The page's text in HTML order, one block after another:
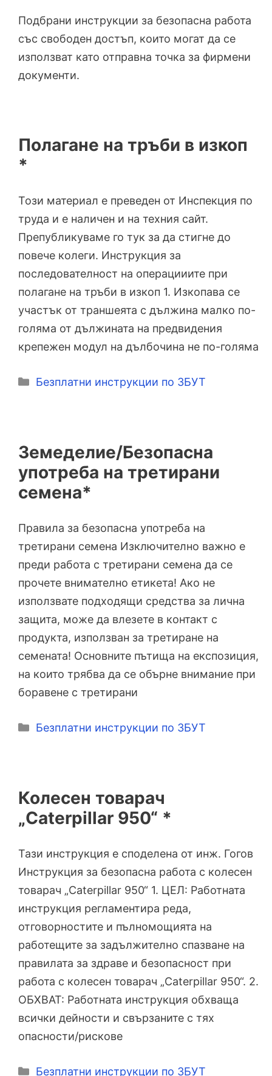
Подбрани инструкции за безопасна работа
със свободен достъп, които могат да се
използват като отправна точка за фирмени
документи.
Полагане на тръби в изкоп
*
Този материал е преведен от Инспекция по
труда и е наличен и на техния сайт.
Препубликуваме го тук за да стигне до
повече колеги. Инструкция за
последователност на операцииите при
полагане на тръби в изкоп 1. Изкопава се
участък от траншеята с дължина малко по-
голяма от дължината на предвидения
крепежен модул на дълбочина не по-голяма
Категории
Безплатни инструкции по ЗБУТ
Земеделие/Безопасна
употреба на третирани
семена*
Правила за безопасна употреба на
третирани семена Изключително важно е
преди работа с третирани семена да се
прочете внимателно етикета! Ако не
използвате подходящи средства за лична
защита, може да влезете в контакт с
продукта, използван за третиране на
семената! Основните пътища на експозиция,
на които трябва да се обърне внимание при
боравене с третирани
Категории
Безплатни инструкции по ЗБУТ
Колесен товарач
„Caterpillar 950“ *
Тази инструкция е споделена от инж. Гогов
Инструкция за безопасна работа с колесен
товарач „Caterpillar 950“ 1. ЦЕЛ: Работната
инструкция регламентира реда,
отговорностите и пълномощията на
работещите за задължително спазване на
правилата за здраве и безопасност при
работа с колесен товарач „Caterpillar 950“. 2.
ОБХВАТ: Работната инструкция обхваща
всички дейности и свързаните с тях
опасности/рискове
Категории
Безплатни инструкции по ЗБУТ